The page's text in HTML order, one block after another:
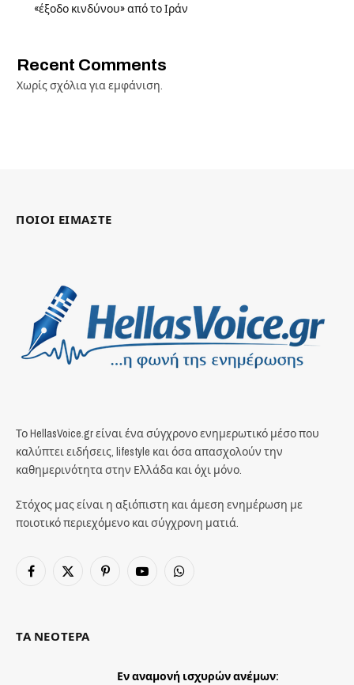
«έξοδο κινδύνου» από το Ιράν
Recent Comments
Χωρίς σχόλια για εμφάνιση.
ΠΟΙΟΙ ΕΙΜΑΣΤΕ
Το HellasVoice.gr είναι ένα σύγχρονο ενημερωτικό μέσο που
καλύπτει ειδήσεις, lifestyle και όσα απασχολούν την
καθημερινότητα στην Ελλάδα και όχι μόνο.
Στόχος μας είναι η αξιόπιστη και άμεση ενημέρωση με
ποιοτικό περιεχόμενο και σύγχρονη ματιά.
Facebook
X
PinterestYouTubeWhatsApp
ΤΑ ΝΕΟΤΕΡΑ
Εν αναμονή ισχυρών ανέμων: